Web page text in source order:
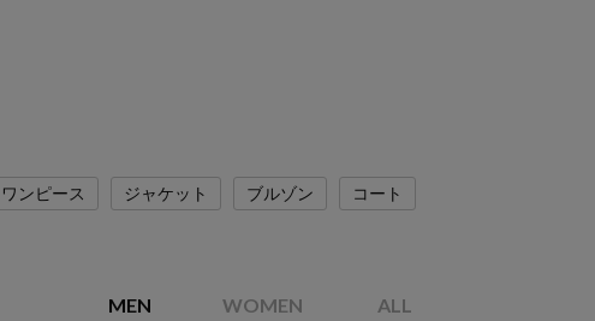
ワンピース ジャケット ブルゾン コート
MEN WOMEN ALL